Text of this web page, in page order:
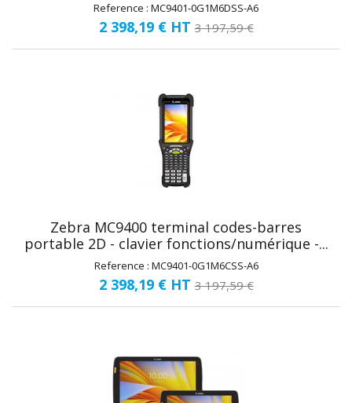
Reference : MC9401-0G1M6DSS-A6
2 398,19 € HT 3 197,59 €
Zebra MC9400 terminal codes-barres
portable 2D - clavier fonctions/numérique -...
Reference : MC9401-0G1M6CSS-A6
2 398,19 € HT 3 197,59 €